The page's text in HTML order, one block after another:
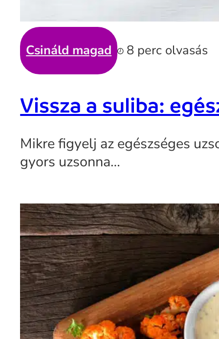
Csináld magad 8 perc olvasás
Vissza a suliba:
Mikre figyelj az egészséges
gyors uzsonna…